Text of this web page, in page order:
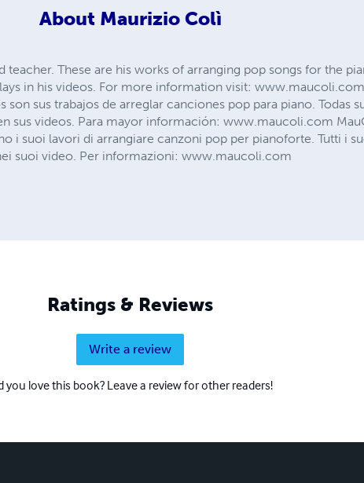
About Maurizio Colì
teacher. These are his works of arranging pop songs for the
in his videos. For more information visit:
son sus trabajos de arreglar canciones pop para piano. Todas
sus videos. Para mayor información: www.maucoli.com
i suoi lavori di arrangiare canzoni pop per pianoforte. Tutti i
suoi video. Per informazioni: www.maucoli.com
Ratings & Reviews
Write a review
you love this book? Leave a review for other readers!